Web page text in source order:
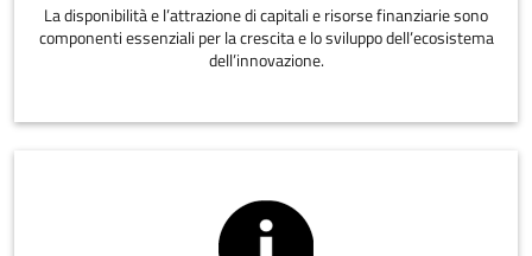
La disponibilità e l’attrazione di capitali e risorse finanziarie sono
componenti essenziali per la crescita e lo sviluppo dell’ecosistema
dell’innovazione.